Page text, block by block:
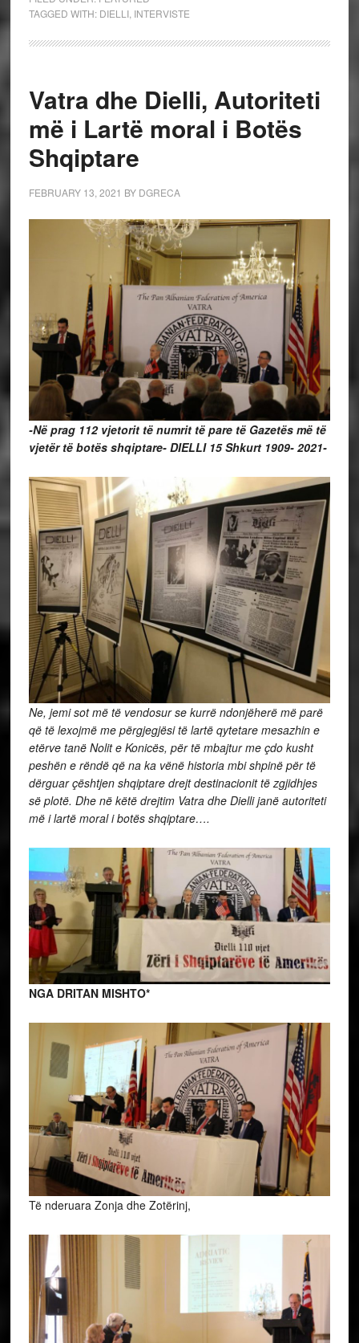
TAGGED WITH: DIELLI, INTERVISTE
Vatra dhe Dielli, Autoriteti
më i Lartë moral i Botës
Shqiptare
FEBRUARY 13, 2021 BY DGRECA
-Në prag 112 vjetorit të numrit të pare të Gazetës më të
vjetër të botës shqiptare- DIELLI 15 Shkurt 1909- 2021-
Ne, jemi sot më të vendosur se kurrë ndonjëherë më parë
që të lexojmë me përgjegjësi të lartë qytetare mesazhin e
etërve tanë Nolit e Konicës, për të mbajtur me çdo kusht
peshën e rëndë që na ka vënë historia mbi shpinë për të
dërguar çështjen shqiptare drejt destinacionit të zgjidhjes
së plotë. Dhe në këtë drejtim Vatra dhe Dielli janë autoriteti
më i lartë moral i botës shqiptare….
NGA DRITAN MISHTO*
Të nderuara Zonja dhe Zotërinj,